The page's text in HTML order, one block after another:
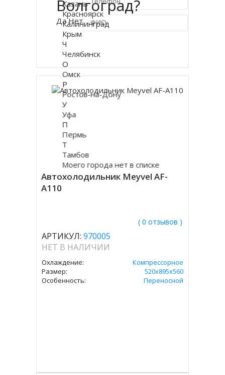
Автохолодильник Meyvel AF-
A110
( 0 отзывов )
АРТИКУЛ: 970005
НЕТ В НАЛИЧИИ
Охлаждение:
Компрессорное
Размер:
520x895x560
Особенность:
Переносной
Волгоград?
Да Нет
Казань
Красноярск
Калининград
Крым
Ч
Челябинск
О
Омск
Р
Ростов-на-Дону
У
Уфа
П
Пермь
Т
Тамбов
Моего города нет в списке